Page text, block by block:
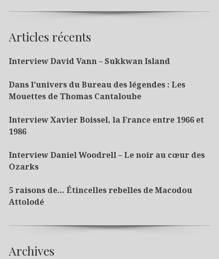
Articles récents
Interview David Vann – Sukkwan Island
Dans l’univers du Bureau des légendes : Les
Mouettes de Thomas Cantaloube
Interview Xavier Boissel, la France entre 1966 et
1986
Interview Daniel Woodrell – Le noir au cœur des
Ozarks
5 raisons de… Étincelles rebelles de Macodou
Attolodé
Archives